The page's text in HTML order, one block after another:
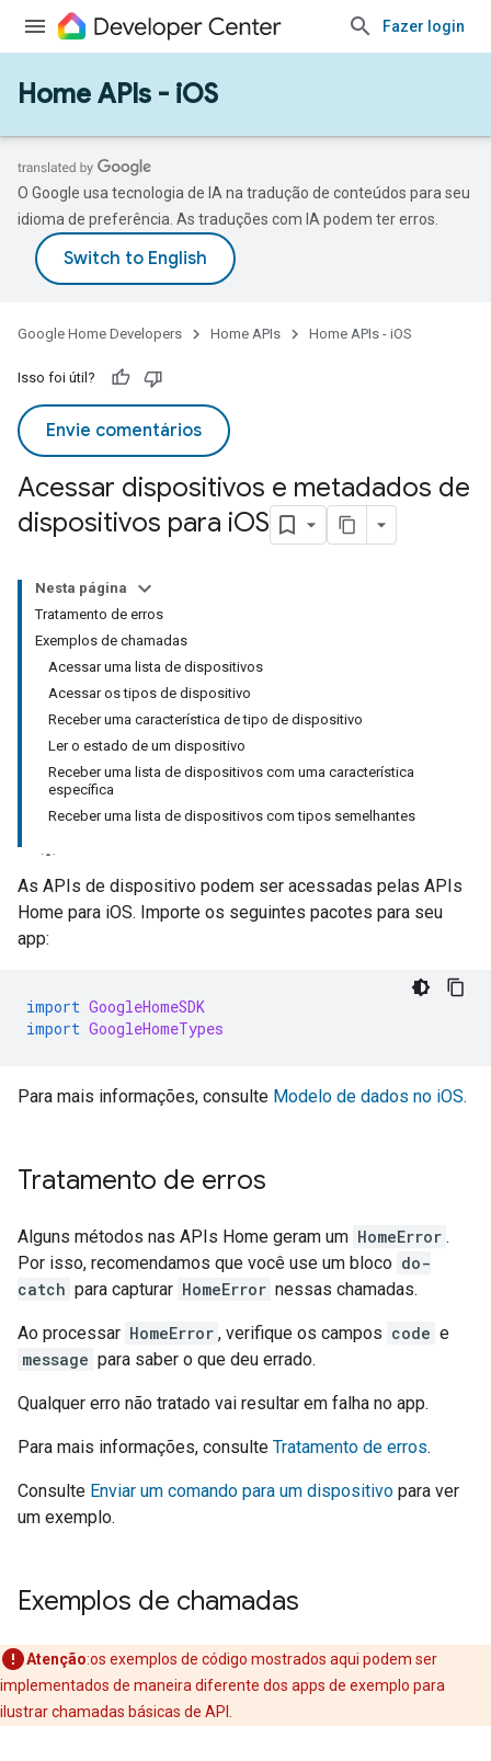
Fazer login
Home APIs - iOS
O Google usa tecnologia de IA na tradução de conteúdos para seu
idioma de preferência. As traduções com IA podem ter erros.
Google Home Developers Home APIs Home APIs - iOS
Isso foi útil?
Envie comentários
Acessar dispositivos e metadados de
dispositivos para iOS
Nesta página
Tratamento de erros
Exemplos de chamadas
Acessar uma lista de dispositivos
Acessar os tipos de dispositivo
Receber uma característica de tipo de dispositivo
Ler o estado de um dispositivo
Receber uma lista de dispositivos com uma característica
específica
Receber uma lista de dispositivos com tipos semelhantes
As APIs de dispositivo podem ser acessadas pelas APIs
Home para iOS. Importe os seguintes pacotes para seu
app:
import GoogleHomeSDK
import GoogleHomeTypes
Para mais informações, consulte Modelo de dados no iOS.
Tratamento de erros
Alguns métodos nas APIs Home geram um HomeError .
Por isso, recomendamos que você use um bloco do-
catch para capturar HomeError nessas chamadas.
Ao processar HomeError , verifique os campos code e
message para saber o que deu errado.
Qualquer erro não tratado vai resultar em falha no app.
Para mais informações, consulte Tratamento de erros.
Consulte Enviar um comando para um dispositivo para ver
um exemplo.
Exemplos de chamadas
Atenção:os exemplos de código mostrados aqui podem ser
implementados de maneira diferente dos apps de exemplo para
ilustrar chamadas básicas de API.